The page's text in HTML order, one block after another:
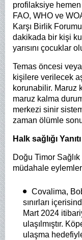
profilaksiye
FAO, WHO ve
Karşı Birlik
dakikada bir kişi
yarısını çocuklar
Temas öncesi
kişilere verilecek
korunabilir. Maruz
maruz kalma
merkezi sinir
zaman ölümle
Halk sağlığı Yanıtı
Doğu Timor Sağlık
müdahale
Covalima,
sınırları
Mart 2024
ulaşılmıştır.
ulaşma